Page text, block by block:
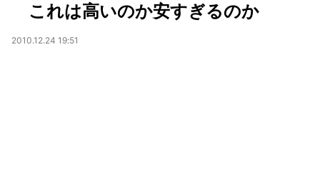
これは高いのか安すぎるのか
2010.12.24 19:51